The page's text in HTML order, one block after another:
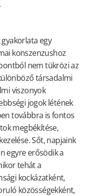
egy
konszenzushoz
nem tükrözi az
társadalmi
viszonyok
jogok létének
továbbra is fontos
megbékítése,
Sőt, napjaink
egyre erősödik a
tehát a
kockázatként,
közösségekként,